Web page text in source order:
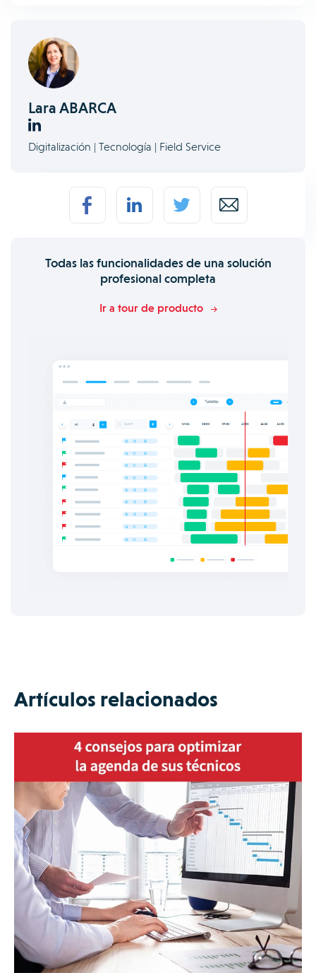
Lara ABARCA
Digitalización | Tecnología | Field Service
Todas las funcionalidades de una solución
profesional completa
Ir a tour de producto
Artículos relacionados